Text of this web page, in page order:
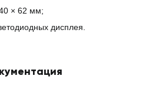
× 62 мм;
дисплея.